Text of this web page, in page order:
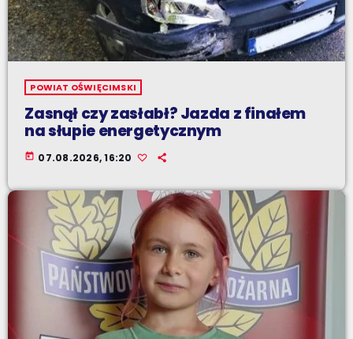
POWIAT OŚWIĘCIMSKI
Zasnął czy zasłabł? Jazda z finałem
na słupie energetycznym
today 07.08.2026, 16:20